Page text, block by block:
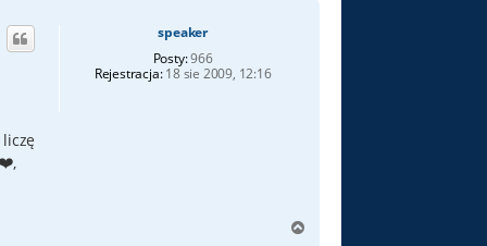
speaker
Posty:966
Rejestracja:18 sie 2009, 12:16
,